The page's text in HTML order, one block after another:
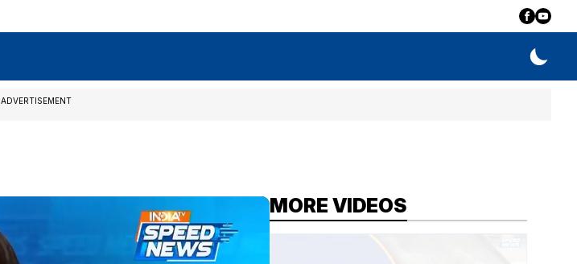
ADVERTISEMENT
MORE VIDEOS